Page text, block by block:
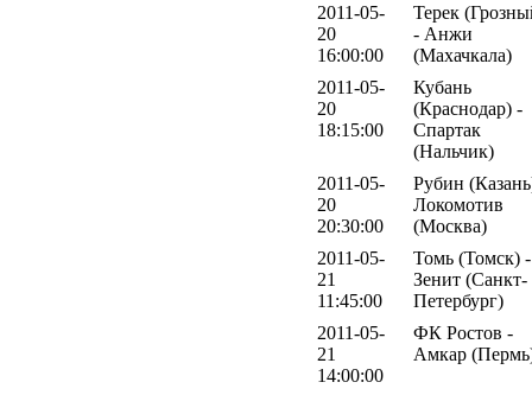
2011-05-
20
16:00:00
Терек
- Анжи
(Махачкала)
2011-05-
20
18:15:00
Кубань
(Краснодар) -
Спартак
(Нальчик)
2011-05-
20
20:30:00
Рубин
Локомотив
(Москва)
2011-05-
21
11:45:00
Томь (Томск) -
Зенит (Санкт-
Петербург)
2011-05-
21
14:00:00
ФК Ростов -
Амкар